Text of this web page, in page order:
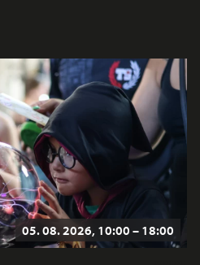
05. 08. 2026, 10:00 – 18:00